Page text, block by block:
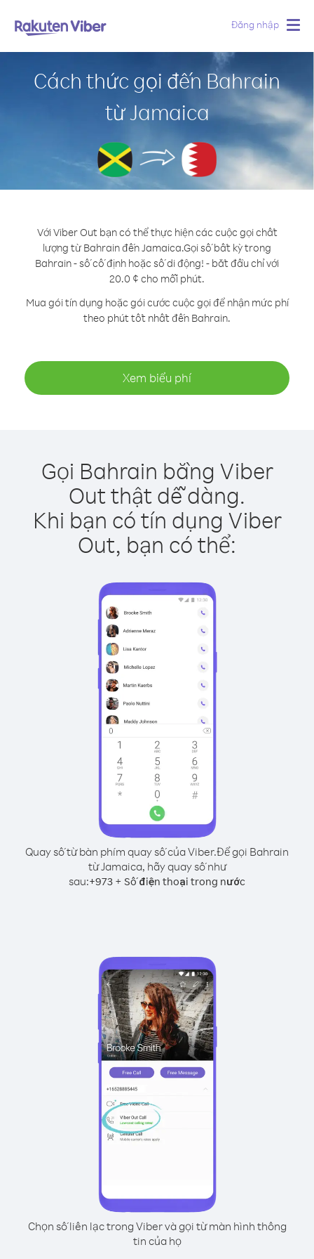
Đăng nhập
Cách thức gọi đến Bahrain
từ Jamaica
Với Viber Out bạn có thể thực hiện các cuộc gọi chất
lượng từ Bahrain đến Jamaica.Gọi số bất kỳ trong
Bahrain - số cố định hoặc số di động! - bắt đầu chỉ với
20.0 ¢ cho mỗi phút.
Mua gói tín dụng hoặc gói cước cuộc gọi để nhận mức phí
theo phút tốt nhất đến Bahrain.
Xem biểu phí
Gọi Bahrain bằng Viber
Out thật dễ dàng.
Khi bạn có tín dụng Viber
Out, bạn có thể:
Quay số từ bàn phím quay số của Viber.Để gọi Bahrain
từ Jamaica, hãy quay số như
sau:+973 + Số điện thoại trong nước
Chọn số liên lạc trong Viber và gọi từ màn hình thông
tin của họ